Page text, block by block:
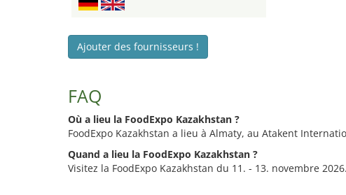
Ajouter des fournisseurs !
FAQ
Où a lieu la FoodExpo Kazakhstan ?
FoodExpo Kazakhstan a lieu à Almaty, au Atakent
Quand a lieu la FoodExpo Kazakhstan ?
Visitez la FoodExpo Kazakhstan du 11. - 13. novembre 2026.